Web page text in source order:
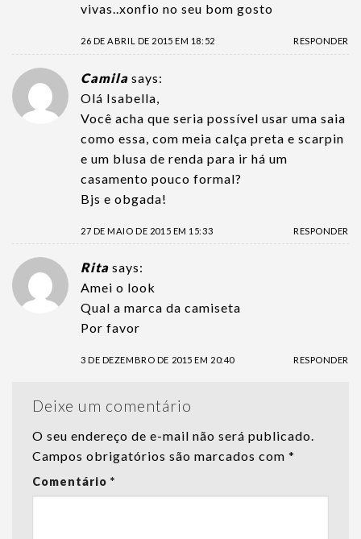
vivas..xonfio no seu bom gosto
26 DE ABRIL DE 2015 EM 18:52 RESPONDER
Camila says:
Olá Isabella,
Você acha que seria possível usar uma saia
como essa, com meia calça preta e scarpin
e um blusa de renda para ir há um
casamento pouco formal?
Bjs e obgada!
27 DE MAIO DE 2015 EM 15:33 RESPONDER
Rita says:
Amei o look
Qual a marca da camiseta
Por favor
3 DE DEZEMBRO DE 2015 EM 20:40 RESPONDER
Deixe um comentário
O seu endereço de e-mail não será publicado.
Campos obrigatórios são marcados com *
Comentário *